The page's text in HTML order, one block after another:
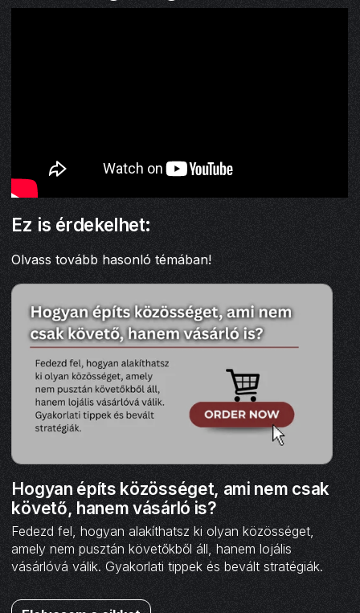
Ez is érdekelhet:
Olvass tovább hasonló témában!
Hogyan építs közösséget, ami nem csak
követő, hanem vásárló is?
Fedezd fel, hogyan alakíthatsz ki olyan közösséget,
amely nem pusztán követőkből áll, hanem lojális
vásárlóvá válik. Gyakorlati tippek és bevált stratégiák.